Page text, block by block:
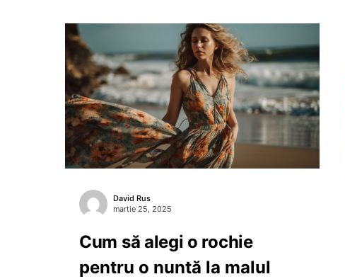
David Rus
martie 25, 2025
Cum să alegi o rochie
pentru o nuntă la malul